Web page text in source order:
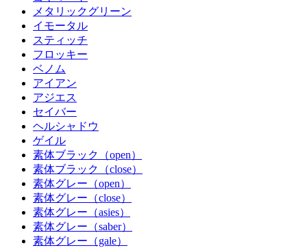
メタリックグリーン
イモータル
スティッチ
フロッキー
ベノム
アイアン
アジエス
セイバー
ヘルシャドウ
ゲイル
素体ブラック（open）
素体ブラック（close）
素体グレー（open）
素体グレー（close）
素体グレー（asies）
素体グレー（saber）
素体グレー（gale）